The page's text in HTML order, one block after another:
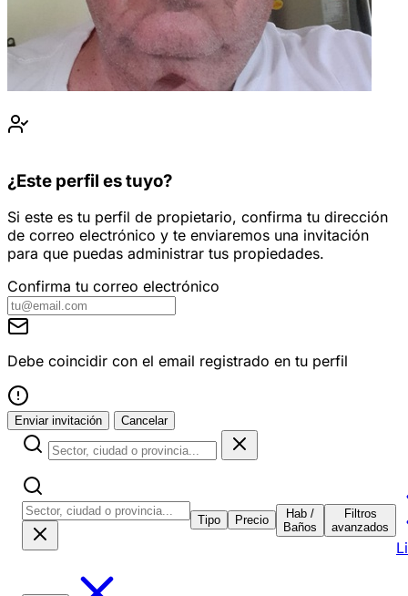
¿Este perfil es tuyo?
Si este es tu perfil de propietario, confirma tu dirección
de correo electrónico y te enviaremos una invitación
para que puedas administrar tus propiedades.
Confirma tu correo electrónico
Debe coincidir con el email registrado en tu perfil
Enviar invitación Cancelar
Tipo Precio
Hab /
Baños
Filtros
avanzados